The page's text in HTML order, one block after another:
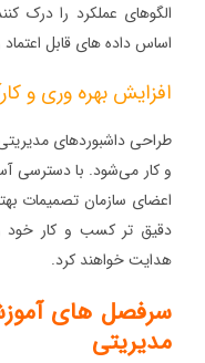
الگوهای عملکرد را درک
اساس داده‌ های قابل
افزایش بهره‌ وری و
طراحی داشبوردهای
و کار می‌شود. با دسترسی
اعضای سازمان تصمیمات
دقیق تر کسب و کار
هدایت خواهند کرد.
سرفصل های
مدیریتی